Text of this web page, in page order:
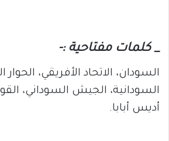
_ كلمات مفتاحية :-
السودان، الاتحاد الأفريقي،
السودانية، الجيش السوداني،
أديس أبابا.